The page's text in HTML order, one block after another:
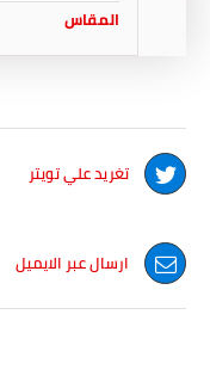
المقاس
تغريد علي تويتر
ارسال عبر الايميل